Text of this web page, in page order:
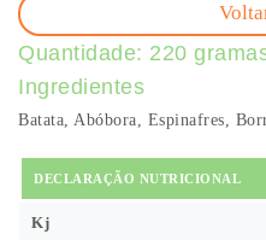
Quantidade: 220
Ingredientes
Batata, Abóbora, Espinafres,
DECLARAÇÃO NUTRICIONAL
Kj